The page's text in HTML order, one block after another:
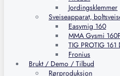
Jordingsklemmer
Sveiseapparat,
Easymig 160
MMA Gysmi
TIG PROTIG
Fronius
Brukt / Demo / Tilbud
Rørproduksjon